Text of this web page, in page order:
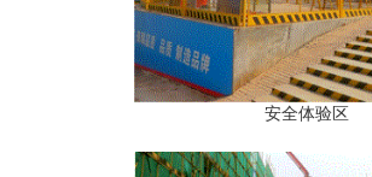
安全体验区